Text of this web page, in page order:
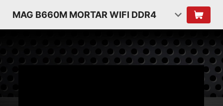
MAG B660M MORTAR WIFI DDR4